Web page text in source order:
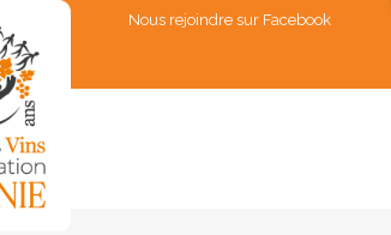
Nous rejoindre sur Facebook